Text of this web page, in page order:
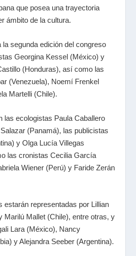
que posea una trayectoria
ámbito de la cultura.
la segunda edición del congreso
Georgina Kessel (México) y
(Honduras), así como las
(Venezuela), Noemí Frenkel
Martelli (Chile).
las ecologistas Paula Caballero
(Panamá), las publicistas
y Olga Lucía Villegas
las cronistas Cecilia García
Wiener (Perú) y Faride Zerán
estarán representadas por Lillian
Marilú Mallet (Chile), entre otras, y
Lara (México), Nancy
y Alejandra Seeber (Argentina).